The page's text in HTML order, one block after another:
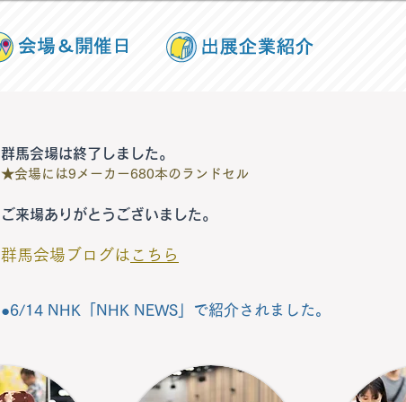
群馬会場は終了しました。
★会場には9メーカー680本のランドセル
​ご来場ありがとうございました。
群馬会場ブログは こちら
●6/14 NHK 「NHK NEWS」で紹介されました。